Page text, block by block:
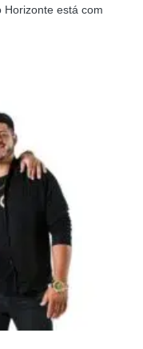
Horizonte está com